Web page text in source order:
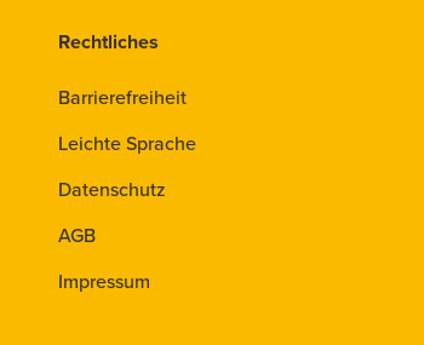
Rechtliches
Barrierefreiheit
Leichte Sprache
Datenschutz
AGB
Impressum